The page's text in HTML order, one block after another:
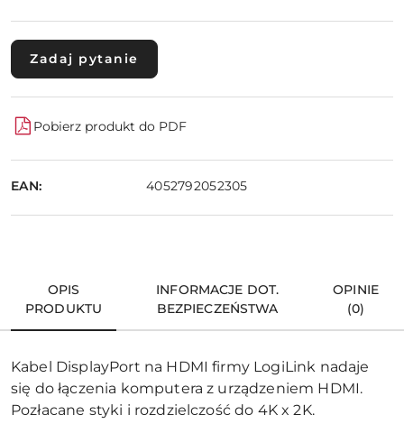
Zadaj pytanie
Pobierz produkt do PDF
EAN: 4052792052305
OPIS
PRODUKTU
INFORMACJE DOT.
BEZPIECZEŃSTWA
OPINIE
(0)
Kabel DisplayPort na HDMI firmy LogiLink nadaje
się do łączenia komputera z urządzeniem HDMI.
Pozłacane styki i rozdzielczość do 4K x 2K.